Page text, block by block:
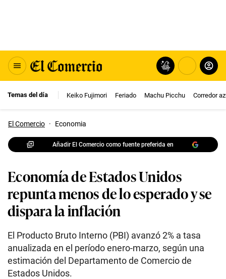
Temas del día Keiko Fujimori Feriado Machu Picchu Corredor
El Comercio · Economia
Añadir El Comercio como fuente preferida en
Economía de Estados Unidos
repunta menos de lo esperado y se
dispara la inflación
El Producto Bruto Interno (PBI) avanzó 2% a tasa
anualizada en el período enero-marzo, según una
estimación del Departamento de Comercio de
Estados Unidos.